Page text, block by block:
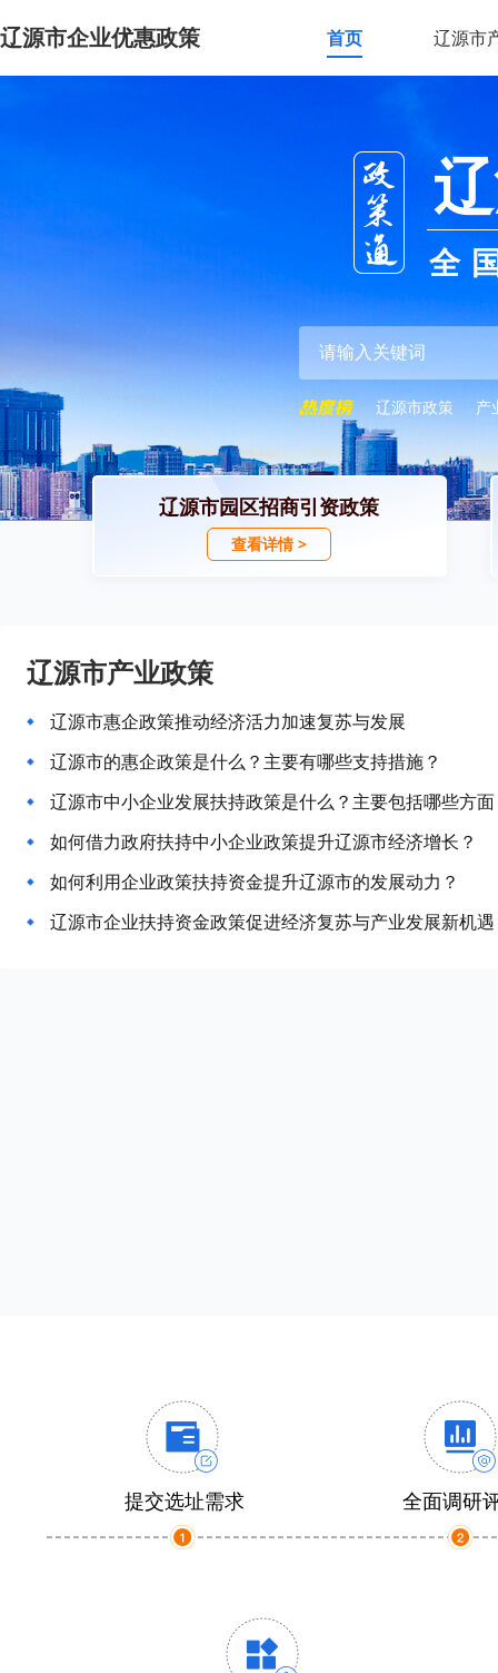
辽源市企业优惠政策 首页 辽源市
全
辽源市政策 产
辽源市园区招商引资政策
查看详情 >
辽源市产业政策
辽源市惠企政策推动经济活力加速复苏与发展
辽源市的惠企政策是什么？主要有哪些支持措施？
辽源市中小企业发展扶持政策是什么？主要包括哪些方
如何借力政府扶持中小企业政策提升辽源市经济增长？
如何利用企业政策扶持资金提升辽源市的发展动力？
辽源市企业扶持资金政策促进经济复苏与产业发展新机遇
提交选址需求 全面调研